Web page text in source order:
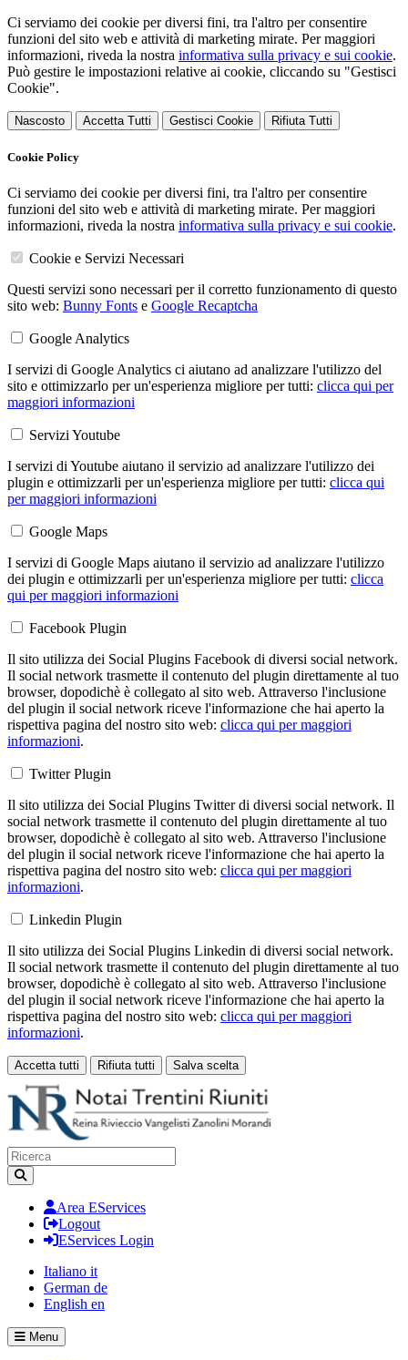
Ci serviamo dei cookie per diversi fini, tra l'altro per consentire
funzioni del sito web e attività di marketing mirate. Per maggiori
informazioni, riveda la nostra informativa sulla privacy e sui cookie.
Può gestire le impostazioni relative ai cookie, cliccando su "Gestisci
Cookie".
Nascosto Accetta Tutti Gestisci Cookie Rifiuta Tutti
Cookie Policy
Ci serviamo dei cookie per diversi fini, tra l'altro per consentire
funzioni del sito web e attività di marketing mirate. Per maggiori
informazioni, riveda la nostra informativa sulla privacy e sui cookie.
Cookie e Servizi Necessari
Questi servizi sono necessari per il corretto funzionamento di questo
sito web: Bunny Fonts e Google Recaptcha
Google Analytics
I servizi di Google Analytics ci aiutano ad analizzare l'utilizzo del
sito e ottimizzarlo per un'esperienza migliore per tutti: clicca qui per
maggiori informazioni
Servizi Youtube
I servizi di Youtube aiutano il servizio ad analizzare l'utilizzo dei
plugin e ottimizzarli per un'esperienza migliore per tutti: clicca qui
per maggiori informazioni
Google Maps
I servizi di Google Maps aiutano il servizio ad analizzare l'utilizzo
dei plugin e ottimizzarli per un'esperienza migliore per tutti: clicca
qui per maggiori informazioni
Facebook Plugin
Il sito utilizza dei Social Plugins Facebook di diversi social network.
Il social network trasmette il contenuto del plugin direttamente al tuo
browser, dopodichè è collegato al sito web. Attraverso l'inclusione
del plugin il social network riceve l'informazione che hai aperto la
rispettiva pagina del nostro sito web: clicca qui per maggiori
informazioni.
Twitter Plugin
Il sito utilizza dei Social Plugins Twitter di diversi social network. Il
social network trasmette il contenuto del plugin direttamente al tuo
browser, dopodichè è collegato al sito web. Attraverso l'inclusione
del plugin il social network riceve l'informazione che hai aperto la
rispettiva pagina del nostro sito web: clicca qui per maggiori
informazioni.
Linkedin Plugin
Il sito utilizza dei Social Plugins Linkedin di diversi social network.
Il social network trasmette il contenuto del plugin direttamente al tuo
browser, dopodichè è collegato al sito web. Attraverso l'inclusione
del plugin il social network riceve l'informazione che hai aperto la
rispettiva pagina del nostro sito web: clicca qui per maggiori
informazioni.
Accetta tutti Rifiuta tutti Salva scelta
Loading...
Area EServices
Logout
EServices Login
Italiano it
German de
English en
Menu